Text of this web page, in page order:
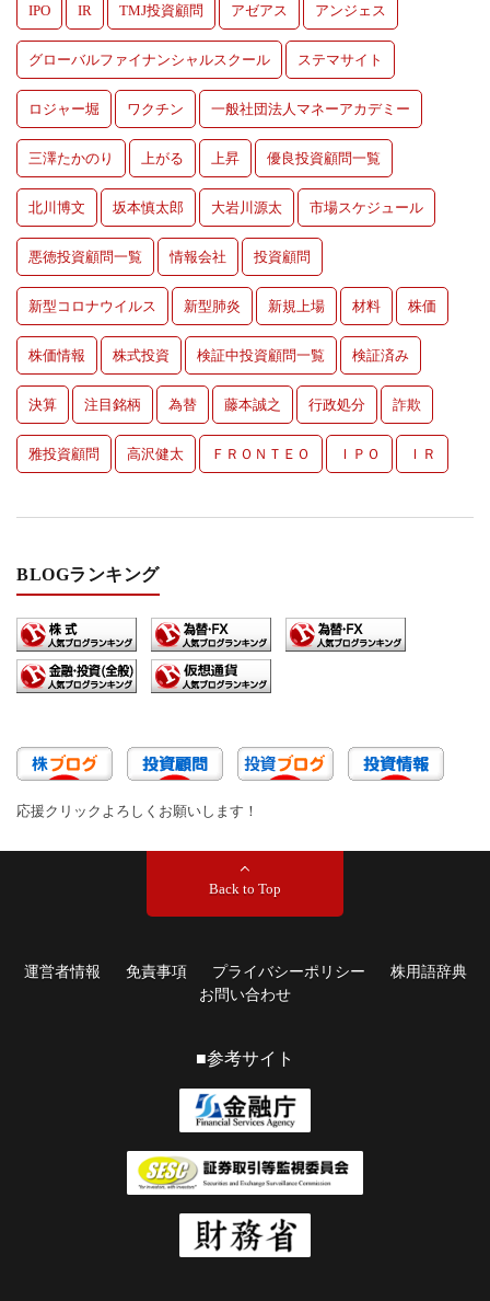
IPO IR TMJ投資顧問 アゼアス アンジェス
グローバルファイナンシャルスクール ステマサイト
ロジャー堀 ワクチン 一般社団法人マネーアカデミー
三澤たかのり 上がる 上昇 優良投資顧問一覧
北川博文 坂本慎太郎 大岩川源太 市場スケジュール
悪徳投資顧問一覧 情報会社 投資顧問
新型コロナウイルス 新型肺炎 新規上場 材料 株価
株価情報 株式投資 検証中投資顧問一覧 検証済み
決算 注目銘柄 為替 藤本誠之 行政処分 詐欺
雅投資顧問 高沢健太 ＦＲＯＮＴＥＯ ＩＰＯ ＩＲ
BLOGランキング
応援クリックよろしくお願いします！
Back to Top
運営者情報 免責事項 プライバシーポリシー
株用語辞典
お問い合わせ
■参考サイト